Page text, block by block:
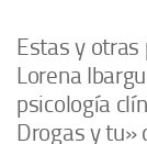
Estas y
Lorena
psicología
Drogas y tu»